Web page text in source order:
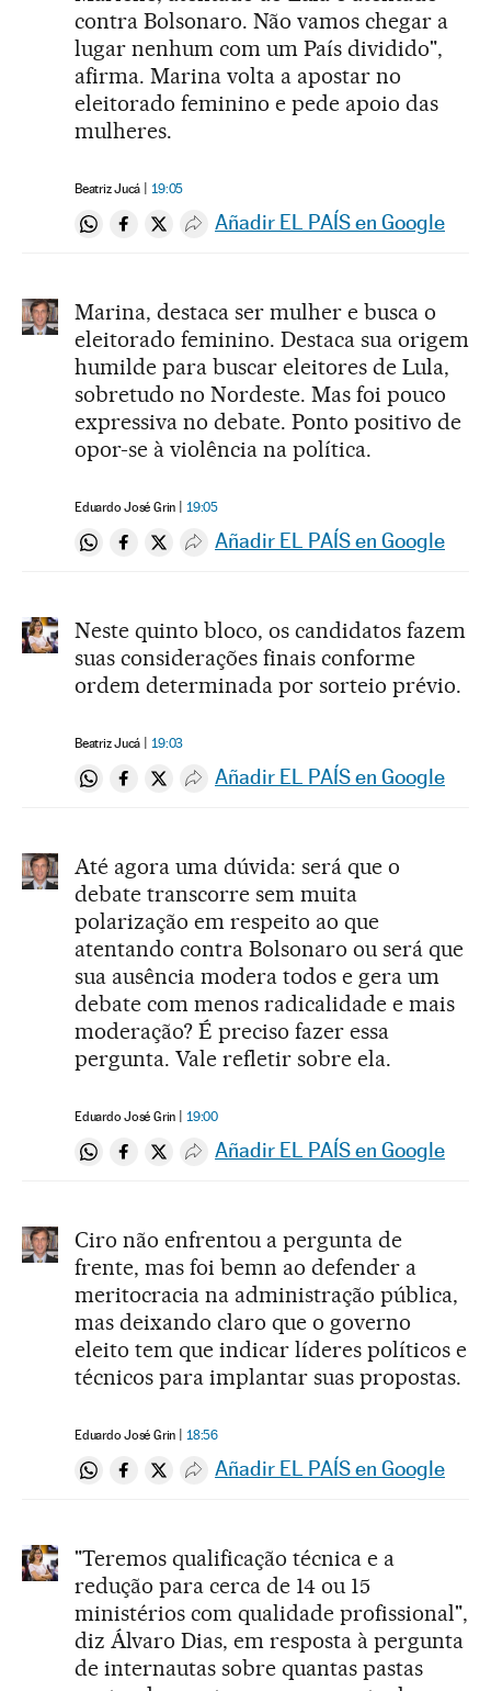
contra Bolsonaro. Não vamos chegar a
lugar nenhum com um País dividido",
afirma. Marina volta a apostar no
eleitorado feminino e pede apoio das
mulheres.
Beatriz Jucá 19:05
Compartir en Whatsapp
Compartir en Facebook
Compartir en Twitter
Desplegar Redes Sociales
Añadir EL PAÍS en Google
Marina, destaca ser mulher e busca o
eleitorado feminino. Destaca sua origem
humilde para buscar eleitores de Lula,
sobretudo no Nordeste. Mas foi pouco
expressiva no debate. Ponto positivo de
opor-se à violência na política.
Eduardo José Grin 19:05
Compartir en Whatsapp
Compartir en Facebook
Compartir en Twitter
Desplegar Redes Sociales
Añadir EL PAÍS en Google
Neste quinto bloco, os candidatos fazem
suas considerações finais conforme
ordem determinada por sorteio prévio.
Beatriz Jucá 19:03
Compartir en Whatsapp
Compartir en Facebook
Compartir en Twitter
Desplegar Redes Sociales
Añadir EL PAÍS en Google
Até agora uma dúvida: será que o
debate transcorre sem muita
polarização em respeito ao que
atentando contra Bolsonaro ou será que
sua ausência modera todos e gera um
debate com menos radicalidade e mais
moderação? É preciso fazer essa
pergunta. Vale refletir sobre ela.
Eduardo José Grin 19:00
Compartir en Whatsapp
Compartir en Facebook
Compartir en Twitter
Desplegar Redes Sociales
Añadir EL PAÍS en Google
Ciro não enfrentou a pergunta de
frente, mas foi bemn ao defender a
meritocracia na administração pública,
mas deixando claro que o governo
eleito tem que indicar líderes políticos e
técnicos para implantar suas propostas.
Eduardo José Grin 18:56
Compartir en Whatsapp
Compartir en Facebook
Compartir en Twitter
Desplegar Redes Sociales
Añadir EL PAÍS en Google
"Teremos qualificação técnica e a
redução para cerca de 14 ou 15
ministérios com qualidade profissional",
diz Álvaro Dias, em resposta à pergunta
de internautas sobre quantas pastas